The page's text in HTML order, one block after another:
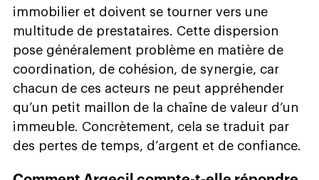
immobilier et doivent se tourner vers une
multitude de prestataires. Cette dispersion
pose généralement problème en matière de
coordination, de cohésion, de synergie, car
chacun de ces acteurs ne peut appréhender
qu’un petit maillon de la chaîne de valeur d’un
immeuble. Concrètement, cela se traduit par
des pertes de temps, d’argent et de confiance.